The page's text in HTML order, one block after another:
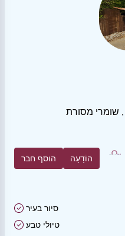
, שומרי מסורת
הוסף חבר הוֹדָעָה
סיור בעיר
טיולי טבע